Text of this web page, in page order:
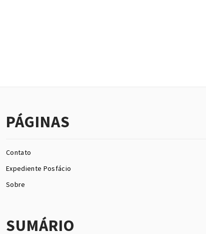
PÁGINAS
Contato
Expediente Posfácio
Sobre
SUMÁRIO